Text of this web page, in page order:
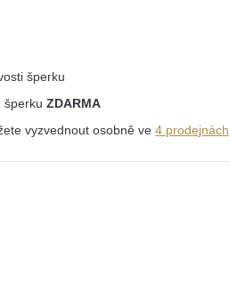
šperku
šperkuZDARMA
vyzvednout osobně ve4 prodejnách